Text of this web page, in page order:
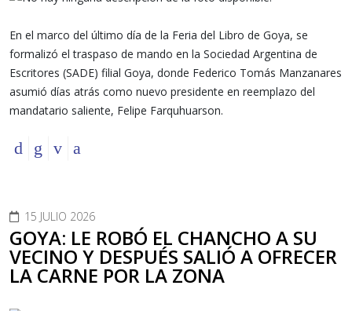
En el marco del último día de la Feria del Libro de Goya, se
formalizó el traspaso de mando en la Sociedad Argentina de
Escritores (SADE) filial Goya, donde Federico Tomás Manzanares
asumió días atrás como nuevo presidente en reemplazo del
mandatario saliente, Felipe Farquhuarson.
15 JULIO 2026
GOYA: LE ROBÓ EL CHANCHO A SU
VECINO Y DESPUÉS SALIÓ A OFRECER
LA CARNE POR LA ZONA